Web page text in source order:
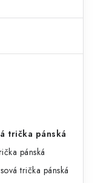
trička pánská
pánská
trička pánská